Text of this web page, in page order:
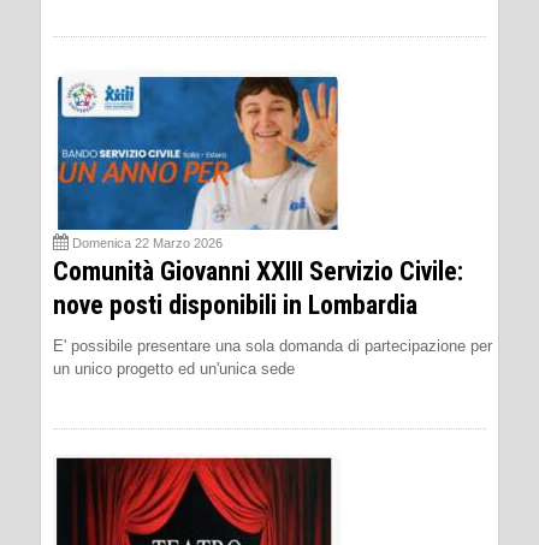
Domenica 22 Marzo 2026
Comunità Giovanni XXIII Servizio Civile:
nove posti disponibili in Lombardia
E' possibile presentare una sola domanda di partecipazione per
un unico progetto ed un'unica sede